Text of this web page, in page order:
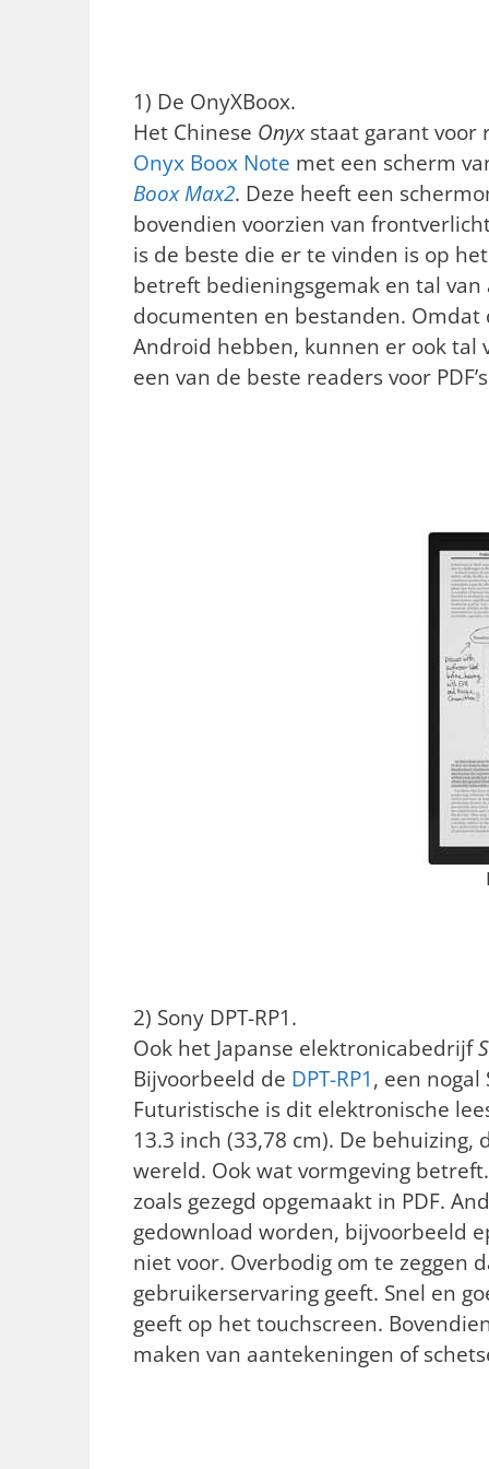
1) De OnyXBoox.
Het Chinese Onyxstaat garant voor
Onyx Boox Note met een scherm
Boox Max2. Deze heeft een
bovendien voorzien van
is de beste die er te vinden is op
betreft bedieningsgemak en tal
documenten en bestanden.
Android hebben, kunnen er ook tal
een van de beste readers voor
2) Sony DPT-RP1.
Ook het Japanse elektronicabedrijf
Bijvoorbeeld de DPT-RP1 , een
Futuristische is dit elektronische
13.3 inch (33,78 cm). De
wereld. Ook wat vormgeving
zoals gezegd opgemaakt in PDF.
gedownload worden, bijvoorbeeld
niet voor. Overbodig om te zeggen
gebruikerservaring geeft. Snel en
geeft op het touchscreen.
maken van aantekeningen of